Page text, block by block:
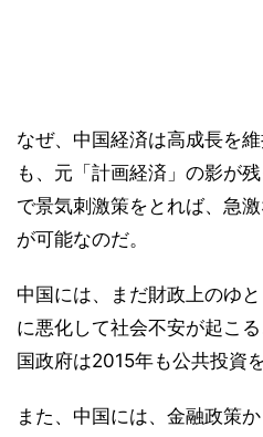
なぜ、中国経済は高成長を
も、元「計画経済」の影が
で景気刺激策をとれば、急
が可能なのだ。
中国には、まだ財政上のゆ
に悪化して社会不安が起こ
国政府は2015年も公共投資
また、中国には、金融政策